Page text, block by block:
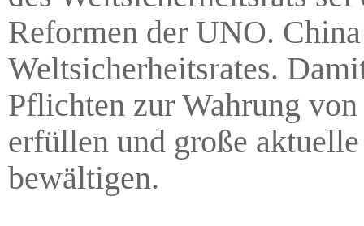
Reformen der UNO.
Weltsicherheitsrates.
Pflichten zur Wahrung
erfüllen und große
bewältigen.